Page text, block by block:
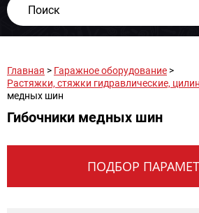
Главная > Гаражное оборудование >
Растяжки, стяжки гидравлические,
медных шин
Гибочники медных шин
ПОДБОР